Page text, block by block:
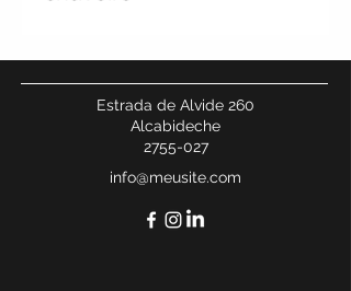
Estrada de Alvide 260
Alcabideche
2755-027
info@meusite.com